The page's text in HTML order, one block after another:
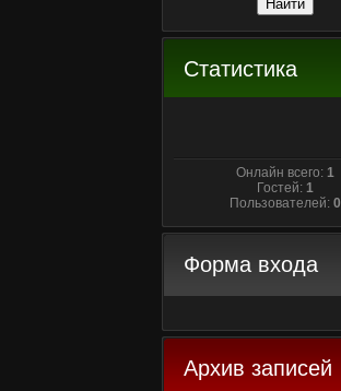
Статистика
Онлайн всего: 1
Гостей: 1
Пользователей: 0
Форма входа
Архив записей